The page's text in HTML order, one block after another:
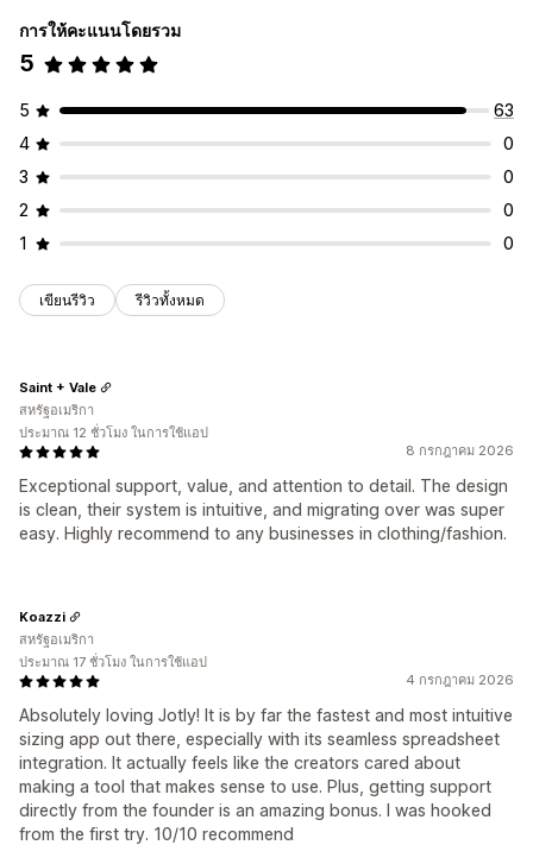
การให้คะแนนโดยรวม
5
5
63
4
0
3
0
2
0
1
0
เขียนรีวิว รีวิวทั้งหมด
8 กรกฎาคม 2026
Exceptional support, value, and attention to detail. The design
is clean, their system is intuitive, and migrating over was super
easy. Highly recommend to any businesses in clothing/fashion.
Saint + Vale
สหรัฐอเมริกา
ประมาณ 12 ชั่วโมง ในการใช้แอป
4 กรกฎาคม 2026
Absolutely loving Jotly! It is by far the fastest and most intuitive
sizing app out there, especially with its seamless spreadsheet
integration. It actually feels like the creators cared about
making a tool that makes sense to use. Plus, getting support
directly from the founder is an amazing bonus. I was hooked
from the first try. 10/10 recommend
Koazzi
สหรัฐอเมริกา
ประมาณ 17 ชั่วโมง ในการใช้แอป